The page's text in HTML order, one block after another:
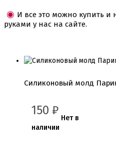
И все это можно купить и
руками у нас на сайте.
Силиконовый молд
150 ₽
Нет в
наличии